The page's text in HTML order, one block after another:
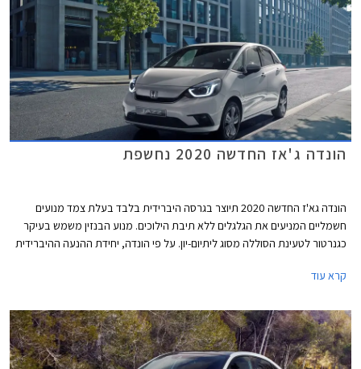
הונדה ג'אז החדשה 2020 נחשפת
הונדה גא'ז החדשה 2020 תיוצר בגרסה היברידית בלבד בעלת צמד מנועים
חשמליים המניעים את הגלגלים ללא תיבת הילוכים. מנוע הבנזין משמש בעיקר
כגנרטור לטעינת הסוללה מסוג ליתיום-יון. על פי הונדה, יחידת ההנעה ההיברידית
ועתידה למצוא את מקומה בשלל דגמי החברה. מגמה זו מיישרת קו עם הצהרת
עד לשנת 2025.
קרא עוד